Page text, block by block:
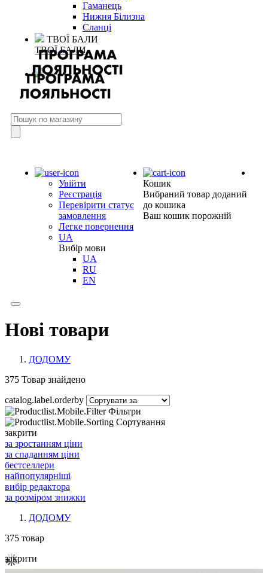
Гаманець
Нижня Білизна
Сланці
ТВОЇ БАЛИ
ТВОЇ БАЛИ
Увійти
Реєстрація
Перевірити статус
замовлення
Легке повернення
UA
Вибір мови
UA
RU
EN
Кошик
Вибраний товар доданий
до кошика
Ваш кошик порожній
Нові товари
ДОДОМУ
375 Товар знайдено
catalog.label.orderby
Фільтри
Сортування
закрити
за зростанням ціни
за спаданням ціни
бестселлери
найпопулярніші
вибір редактора
за розміром знижки
ДОДОМУ
375 товар
закрити